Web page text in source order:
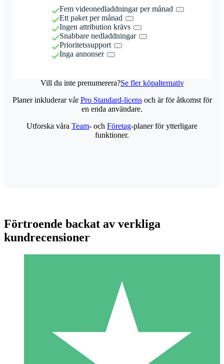
Fem videonedladdningar per månad
Ett paket per månad
Ingen attribution krävs
Snabbare nedladdningar
Prioritetssupport
Inga annonser
Vill du inte prenumerera?Se fler köpalternativ
Individuella Kreditpaket
Betala per användning med nedladdningskrediter. Inget
Planer inkluderar vårPro Standard-licensoch är för åtkomst för
en enda användare.
Utforska våra Team- och Företag-planer för ytterligare
funktioner.
Förtroende backat av verkliga
kundrecensioner